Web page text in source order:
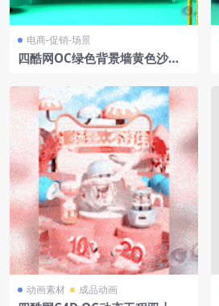
电商-促销-场景
四酷网OC绿色背景墙黄色沙发
模型工程
动画素材 成品动画